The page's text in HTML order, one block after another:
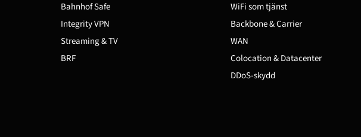
Bahnhof Safe
Integrity VPN
Streaming & TV
BRF
WiFi som tjänst
Backbone & Carrier
WAN
Colocation & Datacenter
DDoS-skydd